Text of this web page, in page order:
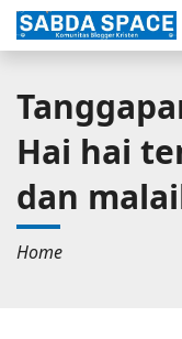
Hai hai
dan
Home